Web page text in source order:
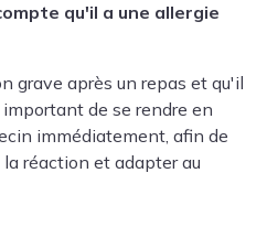
qu'il a une allergie
grave après un repas et qu'il
de se rendre en
immédiatement, afin de
réaction et adapter au